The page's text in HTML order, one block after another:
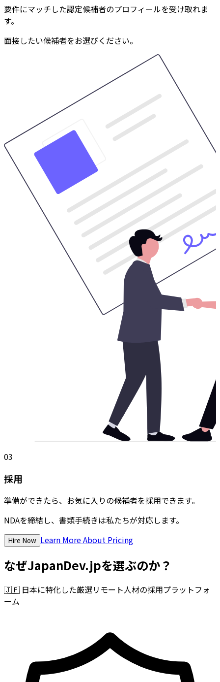
要件にマッチした認定候補者のプロフィールを受け取れま
す。
面接したい候補者をお選びください。
03
採用
準備ができたら、お気に入りの候補者を採用できます。
NDAを締結し、書類手続きは私たちが対応します。
Hire Now Learn More About Pricing
なぜJapanDev.jpを選ぶのか？
🇯🇵 日本に特化した厳選リモート人材の採用プラットフォ
ーム